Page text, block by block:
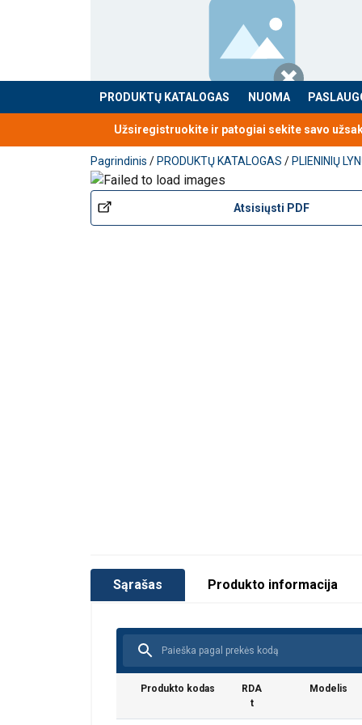
PRODUKTŲ KATALOGAS NUOMA
Produktas buvo pridėtas prie jūsų užklausos
Užsiregistruokite ir patogiai sekite savo
Pagrindinis / PRODUKTŲ KATALOGAS / PLIENINIŲ
Atsisiųsti PDF
Sąrašas Produkto informacija
Produkto kodas
RDA
t
Modelis